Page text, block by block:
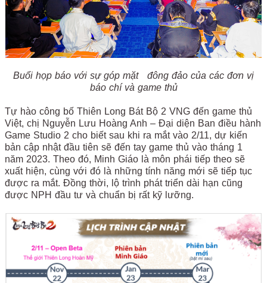
Buổi họp báo với sự góp mặt đông đảo của các đơn vị
báo chí và game thủ
Tự hào công bố Thiên Long Bát Bộ 2 VNG đến game thủ
Việt, chị Nguyễn Lưu Hoàng Anh – Đại diện Ban điều hành
Game Studio 2 cho biết sau khi ra mắt vào 2/11, dự kiến
bản cập nhật đầu tiên sẽ đến tay game thủ vào tháng 1
năm 2023. Theo đó, Minh Giáo là môn phái tiếp theo sẽ
xuất hiện, cùng với đó là những tính năng mới sẽ tiếp tục
được ra mắt. Đồng thời, lộ trình phát triển dài hạn cũng
được NPH đầu tư và chuẩn bị rất kỹ lưỡng.